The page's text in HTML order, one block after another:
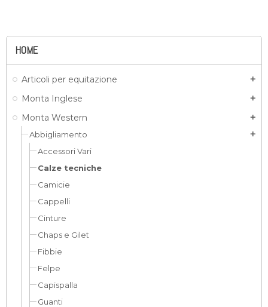
HOME
Articoli per equitazione add
Monta Inglese add
Monta Western add
Abbigliamento add
Accessori Vari
Calze tecniche
Camicie
Cappelli
Cinture
Chaps e Gilet
Fibbie
Felpe
Capispalla
Guanti